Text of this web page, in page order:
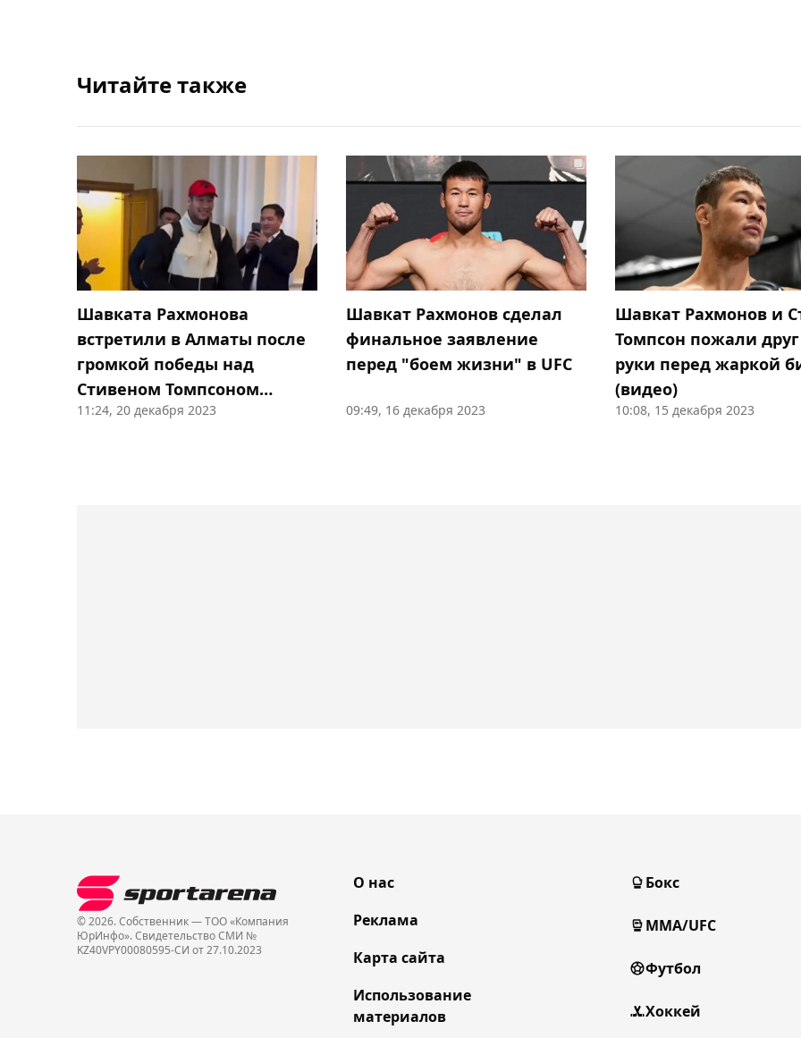
Читайте также
Шавката Рахмонова
встретили в Алматы после
громкой победы над
Стивеном Томпсоном
(видео)
11:24, 20 декабря 2023
Шавкат Рахмонов сделал
финальное заявление
перед "боем жизни" в UFC
09:49, 16 декабря 2023
Шавкат Рахмонов и
Томпсон пожали друг
руки перед жаркой
(видео)
10:08, 15 декабря 2023
© 2026. Собственник — ТОО «Компания
ЮрИнфо». Cвидетельство СМИ №
KZ40VPY00080595-СИ от 27.10.2023
О нас
Реклама
Карта сайта
Использование
материалов
Бокс
MMA/UFC
Футбол
Хоккей